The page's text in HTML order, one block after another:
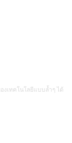
งเทคโนโลยีแบบล้ำๆ ได้